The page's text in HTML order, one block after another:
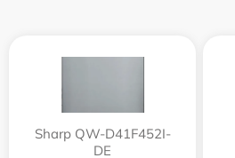
Sharp QW-D41F452I-
DE